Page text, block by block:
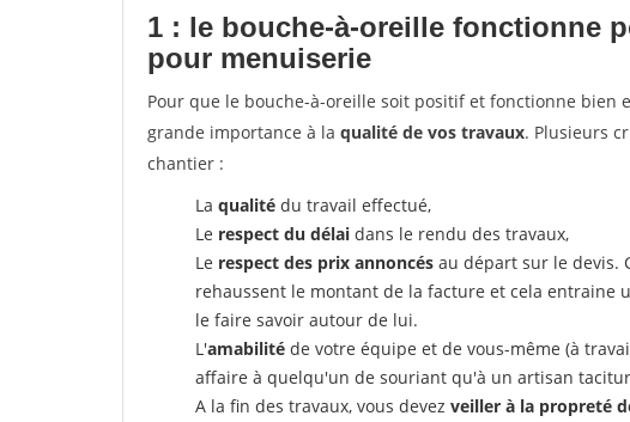
1 : le bouche-à-oreille fonctionne
pour menuiserie
Pour que le bouche-à-oreille soit positif et fonctionne bien
grande importance à la qualité de vos travaux. Plusieurs
chantier :
La qualité du travail effectué,
Le respect du délai dans le rendu des travaux,
Le respect des prix annoncés au départ sur le devis.
rehaussent le montant de la facture et cela entraine
le faire savoir autour de lui.
L'amabilité de votre équipe et de vous-même (à
affaire à quelqu'un de souriant qu'à un artisan
A la fin des travaux, vous devez veiller à la propreté